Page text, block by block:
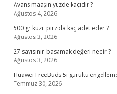
Avans maaşın yüzde kaçıdır ?
Ağustos 4, 2026
500 gr kuzu pirzola kaç adet eder ?
Ağustos 3, 2026
27 sayısının basamak değeri nedir ?
Ağustos 3, 2026
Huawei FreeBuds 5i gürültü engelleme
Temmuz 30, 2026